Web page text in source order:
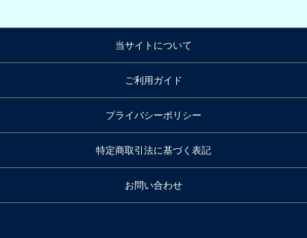
当サイトについて
ご利用ガイド
プライバシーポリシー
特定商取引法に基づく表記
お問い合わせ